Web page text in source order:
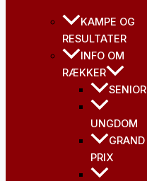
KAMPE OG
RESULTATER
INFO OM
RÆKKER
SENIOR
UNGDOM
GRAND
PRIX